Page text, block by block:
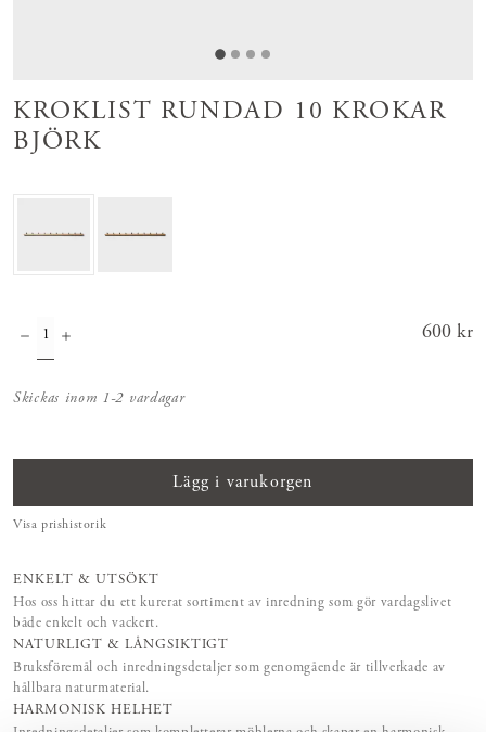
KROKLIST RUNDAD 10 KROKAR
BJÖRK
Pris :
600 kr
Skickas inom 1-2 vardagar
Lägg i varukorgen
Visa prishistorik
ENKELT & UTSÖKT
Hos oss hittar du ett kurerat sortiment av inredning som gör vardagslivet
både enkelt och vackert.
NATURLIGT & LÅNGSIKTIGT
Bruksföremål och inredningsdetaljer som genomgående är tillverkade av
hållbara naturmaterial.
HARMONISK HELHET